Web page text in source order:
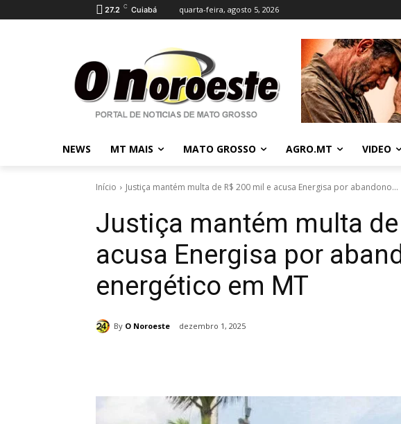
27.2 C Cuiabá quarta-feira, agosto 5, 2026
NEWS MT MAIS MATO GROSSO AGRO.MT VIDEO
Início Justiça mantém multa de R$ 200 mil e acusa Energisa por abandono...
Justiça mantém multa de
acusa Energisa por
energético em MT
By O Noroeste dezembro 1, 2025